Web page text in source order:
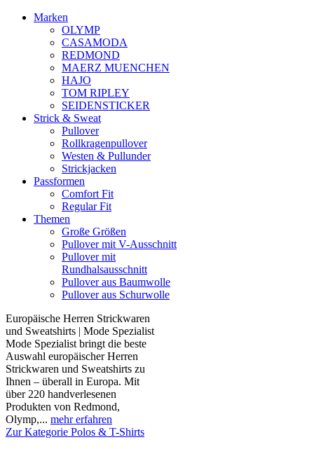
Marken
OLYMP
CASAMODA
REDMOND
MAERZ MUENCHEN
HAJO
TOM RIPLEY
SEIDENSTICKER
Strick & Sweat
Pullover
Rollkragenpullover
Westen & Pullunder
Strickjacken
Passformen
Comfort Fit
Regular Fit
Themen
Große Größen
Pullover mit V-Ausschnitt
Pullover mit
Rundhalsausschnitt
Pullover aus Baumwolle
Pullover aus Schurwolle
Europäische Herren Strickwaren
und Sweatshirts | Mode Spezialist
Mode Spezialist bringt die beste
Auswahl europäischer Herren
Strickwaren und Sweatshirts zu
Ihnen – überall in Europa. Mit
über 220 handverlesenen
Produkten von Redmond,
Olymp,... mehr erfahren
Zur Kategorie Polos & T-Shirts